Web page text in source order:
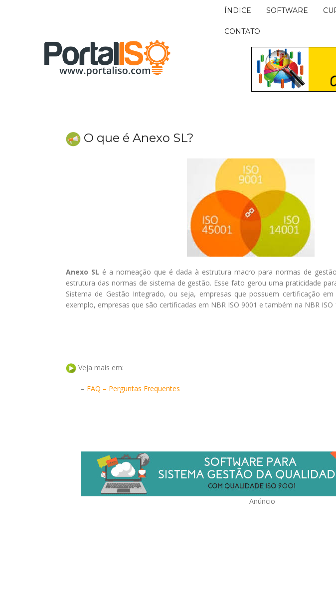
ÍNDICE SOFTWARE
CONTATO
O que é Anexo SL?
Anexo SL é a nomeação que é dada à estrutura macro para normas de
estrutura das normas de sistema de gestão. Esse fato gerou uma praticidade
Sistema de Gestão Integrado, ou seja, empresas que possuem certificação
exemplo, empresas que são certificadas em NBR ISO 9001 e também na NBR ISO
Veja mais em:
– FAQ – Perguntas Frequentes
Anúncio